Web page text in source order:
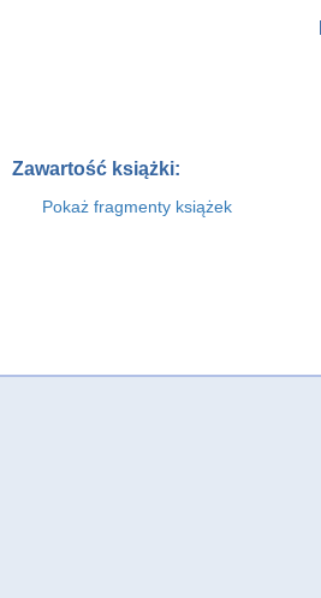
Zawartość książki:
Pokaż fragmenty książek